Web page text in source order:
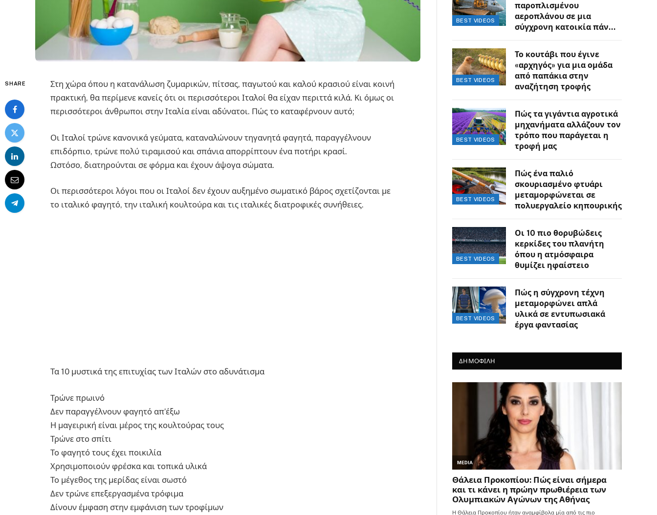
SHARE
Στη χώρα όπου η κατανάλωση ζυμαρικών, πίτσας, παγωτού και καλού κρασιού είναι κοινή
πρακτική, θα περίμενε κανείς ότι οι περισσότεροι Ιταλοί θα είχαν περιττά κιλά. Κι όμως οι
περισσότεροι άνθρωποι στην Ιταλία είναι αδύνατοι. Πώς το καταφέρνουν αυτό;
Οι Ιταλοί τρώνε κανονικά γεύματα, καταναλώνουν τηγανητά φαγητά, παραγγέλνουν
επιδόρπιο, τρώνε πολύ τιραμισού και σπάνια απορρίπτουν ένα ποτήρι κρασί.
Ωστόσο, διατηρούνται σε φόρμα και έχουν άψογα σώματα.
Οι περισσότεροι λόγοι που οι Ιταλοί δεν έχουν αυξημένο σωματικό βάρος σχετίζονται με
το ιταλικό φαγητό, την ιταλική κουλτούρα και τις ιταλικές διατροφικές συνήθειες.
Τα 10 μυστικά της επιτυχίας των Ιταλών στο αδυνάτισμα
Τρώνε πρωινό
Δεν παραγγέλνουν φαγητό απ’έξω
Η μαγειρική είναι μέρος της κουλτούρας τους
Τρώνε στο σπίτι
Το φαγητό τους έχει ποικιλία
Χρησιμοποιούν φρέσκα και τοπικά υλικά
Το μέγεθος της μερίδας είναι σωστό
Δεν τρώνε επεξεργασμένα τρόφιμα
Δίνουν έμφαση στην εμφάνιση των τροφίμων
BEST VIDEOS
παροπλισμένου
αεροπλάνου σε μια
σύγχρονη κατοικία πάνω
BEST VIDEOS
Το κουτάβι που έγινε
«αρχηγός» για μια ομάδα
από παπάκια στην
αναζήτηση τροφής
BEST VIDEOS
Πώς τα γιγάντια αγροτικά
μηχανήματα αλλάζουν τον
τρόπο που παράγεται η
τροφή μας
BEST VIDEOS
Πώς ένα παλιό
σκουριασμένο φτυάρι
μεταμορφώνεται σε
πολυεργαλείο κηπουρικής
BEST VIDEOS
Οι 10 πιο θορυβώδεις
κερκίδες του πλανήτη
όπου η ατμόσφαιρα
θυμίζει ηφαίστειο
BEST VIDEOS
Πώς η σύγχρονη τέχνη
μεταμορφώνει απλά
υλικά σε εντυπωσιακά
έργα φαντασίας
ΔΗΜΟΦΙΛΗ